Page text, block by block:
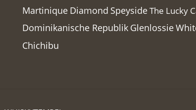
Martinique Diamond SpeysideThe Lucky
Dominikanische Republik Glenlossie
Chichibu